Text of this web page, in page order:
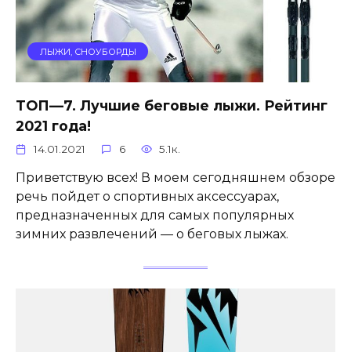
ЛЫЖИ, СНОУБОРДЫ
ТОП—7. Лучшие беговые лыжи. Рейтинг
2021 года!
14.01.2021 6 5.1к.
Приветствую всех! В моем сегодняшнем обзоре
речь пойдет о спортивных аксессуарах,
предназначенных для самых популярных
зимних развлечений — о беговых лыжах.